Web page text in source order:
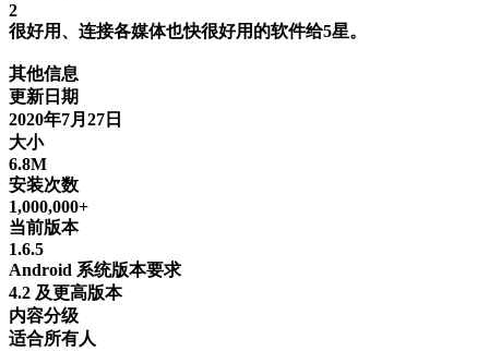
2
很好用、连接各媒体也快很好用的软件给5星。
其他信息
更新日期
2020年7月27日
大小
6.8M
安装次数
1,000,000+
当前版本
1.6.5
Android 系统版本要求
4.2 及更高版本
内容分级
适合所有人